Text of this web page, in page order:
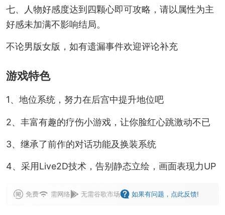
七、人物好感度达到四颗心即可攻略，请以属性为主
好感未加满不影响结局。
不论男版女版，如有遗漏事件欢迎评论补充
游戏特色
1、地位系统，努力在后宫中提升地位吧
2、丰富有趣的疗伤小游戏，让你脸红心跳激动不已
3、继承了前作的对话功能及换装系统
4、采用Live2D技术，告别静态立绘，画面表现力UP
免费 需网络 无需谷歌市场 如果有问题，点此反馈!